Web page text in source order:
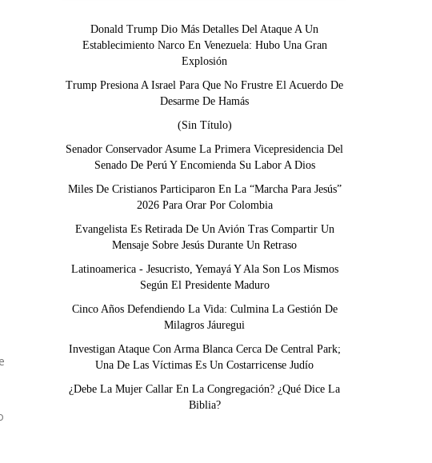
Donald Trump Dio Más Detalles Del Ataque A Un
Establecimiento Narco En Venezuela: Hubo Una Gran
Explosión
Trump Presiona A Israel Para Que No Frustre El Acuerdo De
Desarme De Hamás
(sin Título)
Senador Conservador Asume La Primera Vicepresidencia Del
Senado De Perú Y Encomienda Su Labor A Dios
Miles De Cristianos Participaron En La “Marcha Para Jesús”
2026 Para Orar Por Colombia
Evangelista Es Retirada De Un Avión Tras Compartir Un
Mensaje Sobre Jesús Durante Un Retraso
Latinoamerica - Jesucristo, Yemayá Y Ala Son Los Mismos
Según El Presidente Maduro
Cinco Años Defendiendo La Vida: Culmina La Gestión De
Milagros Jáuregui
Investigan Ataque Con Arma Blanca Cerca De Central Park;
Una De Las Víctimas Es Un Costarricense Judío
¿Debe La Mujer Callar En La Congregación? ¿Qué Dice La
Biblia?